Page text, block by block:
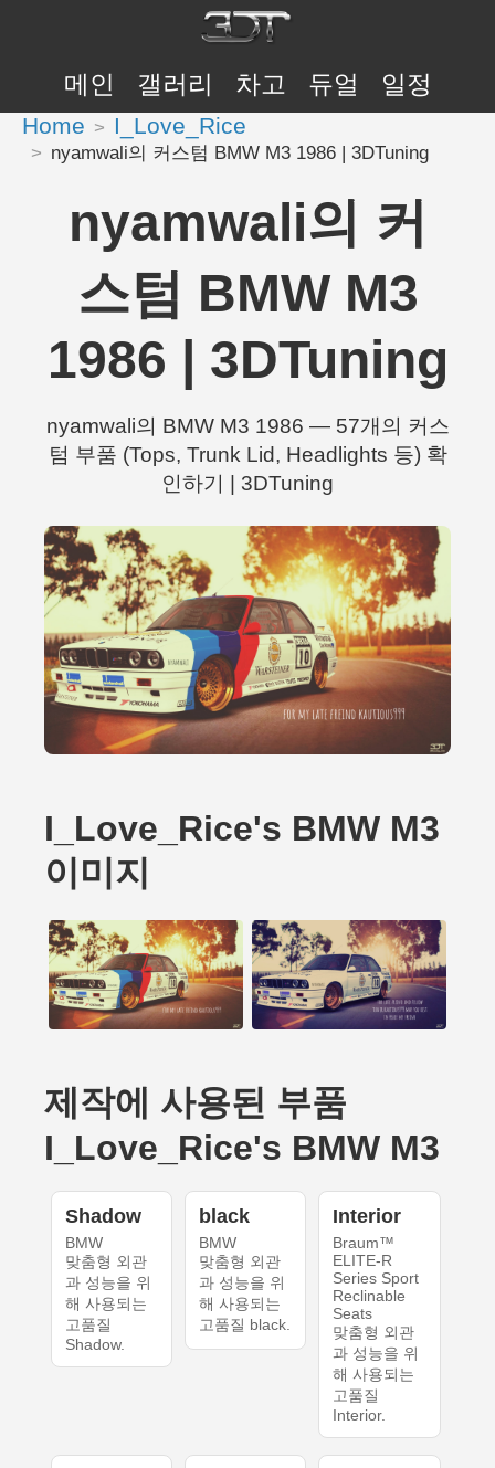
메인 갤러리 차고 듀얼 일정
Home I_Love_Rice
nyamwali의 커스텀 BMW M3 1986 | 3DTuning
nyamwali의 커
스텀 BMW M3
1986 | 3DTuning
nyamwali의 BMW M3 1986 — 57개의 커스
텀 부품 (Tops, Trunk Lid, Headlights 등) 확
인하기 | 3DTuning
I_Love_Rice's BMW M3
이미지
제작에 사용된 부품
I_Love_Rice's BMW M3
Shadow
BMW
맞춤형 외관
과 성능을 위
해 사용되는
고품질
Shadow.
black
BMW
맞춤형 외관
과 성능을 위
해 사용되는
고품질 black.
Interior
Braum™
ELITE-R
Series Sport
Reclinable
Seats
맞춤형 외관
과 성능을 위
해 사용되는
고품질
Interior.